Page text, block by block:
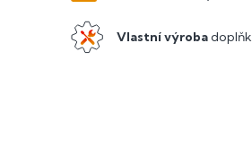
ý
i
Vlastní výroba